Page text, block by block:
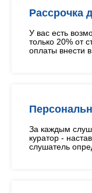
Рассрочка
У вас есть
только 20% от
оплаты внести
За каждым
куратор -
слушатель